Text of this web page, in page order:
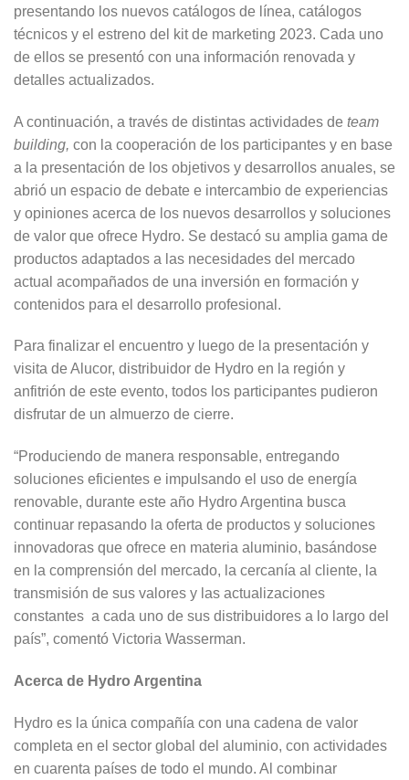
presentando los nuevos catálogos de línea, catálogos
técnicos y el estreno del kit de marketing 2023. Cada uno
de ellos se presentó con una información renovada y
detalles actualizados.
A continuación, a través de distintas actividades de team
building, con la cooperación de los participantes y en base
a la presentación de los objetivos y desarrollos anuales, se
abrió un espacio de debate e intercambio de experiencias
y opiniones acerca de los nuevos desarrollos y soluciones
de valor que ofrece Hydro. Se destacó su amplia gama de
productos adaptados a las necesidades del mercado
actual acompañados de una inversión en formación y
contenidos para el desarrollo profesional.
Para finalizar el encuentro y luego de la presentación y
visita de Alucor, distribuidor de Hydro en la región y
anfitrión de este evento, todos los participantes pudieron
disfrutar de un almuerzo de cierre.
“Produciendo de manera responsable, entregando
soluciones eficientes e impulsando el uso de energía
renovable, durante este año Hydro Argentina busca
continuar repasando la oferta de productos y soluciones
innovadoras que ofrece en materia aluminio, basándose
en la comprensión del mercado, la cercanía al cliente, la
transmisión de sus valores y las actualizaciones
constantes a cada uno de sus distribuidores a lo largo del
país”, comentó Victoria Wasserman.
Acerca de Hydro Argentina
Hydro es la única compañía con una cadena de valor
completa en el sector global del aluminio, con actividades
en cuarenta países de todo el mundo. Al combinar